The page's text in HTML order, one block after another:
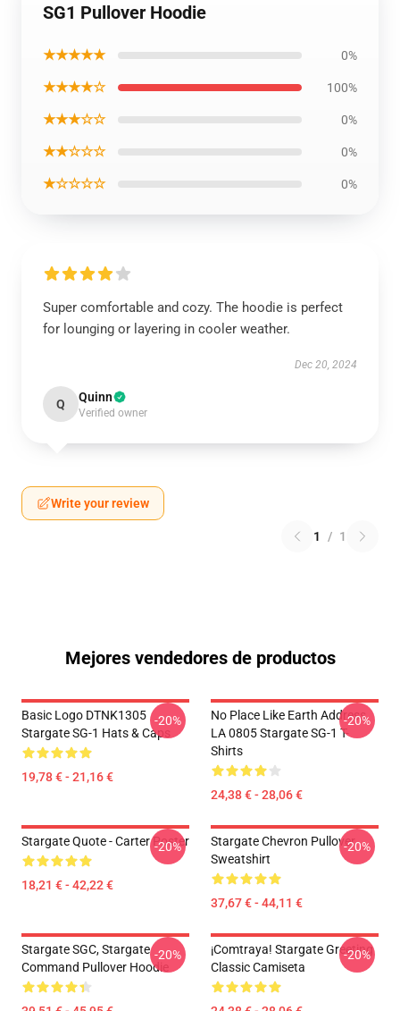
SG1 Pullover Hoodie
★★★★★ 0%
★★★★☆ 100%
★★★☆☆ 0%
★★☆☆☆ 0%
★☆☆☆☆ 0%
Super comfortable and cozy. The hoodie is perfect
for lounging or layering in cooler weather.
Dec 20, 2024
Q Quinn
Verified owner
Write your review
1 / 1
Mejores vendedores de productos
Basic Logo DTNK1305
Stargate SG-1 Hats & Caps
19,78 € - 21,16 €
-20%
No Place Like Earth Address
LA 0805 Stargate SG-1 T-
Shirts
24,38 € - 28,06 €
-20%
Stargate Quote - Carter Poster
18,21 € - 42,22 €
-20%
Stargate Chevron Pullover
Sweatshirt
37,67 € - 44,11 €
-20%
Stargate SGC, Stargate
Command Pullover Hoodie
-20%
¡Comtraya! Stargate Greeting
Classic Camiseta
-20%